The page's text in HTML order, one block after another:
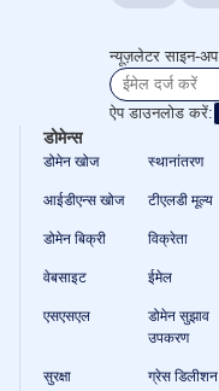
न्यूज़लेटर साइन-अप
ऐप डाउनलोड करें:
डोमेन्स
डोमेन खोज स्थानांतरण
आईडीएन्स खोज टीएलडी मूल्य
डोमेन बिक्री विक्रेता
वेबसाइट ईमेल
एसएसएल
डोमेन सुझाव
उपकरण
सुरक्षा ग्रेस डिलीशन